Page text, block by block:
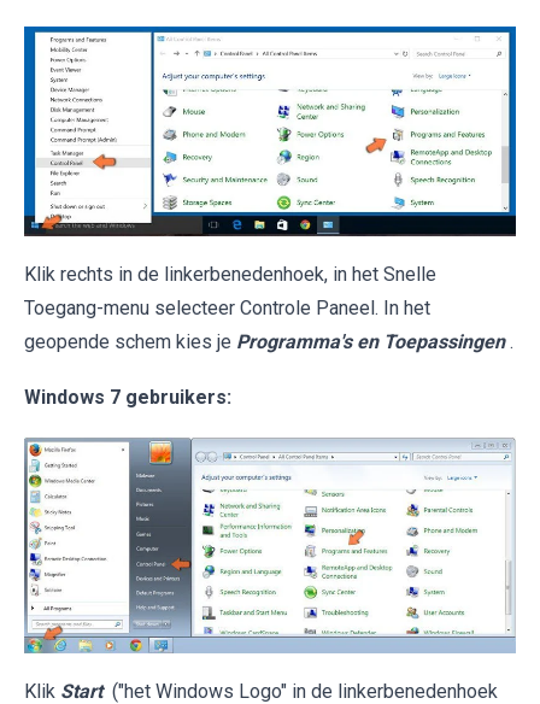
Klik rechts in de linkerbenedenhoek, in het Snelle
Toegang-menu selecteer Controle Paneel. In het
geopende schem kies je Programma's en Toepassingen .
Windows 7 gebruikers:
Klik Start ("het Windows Logo" in de linkerbenedenhoek